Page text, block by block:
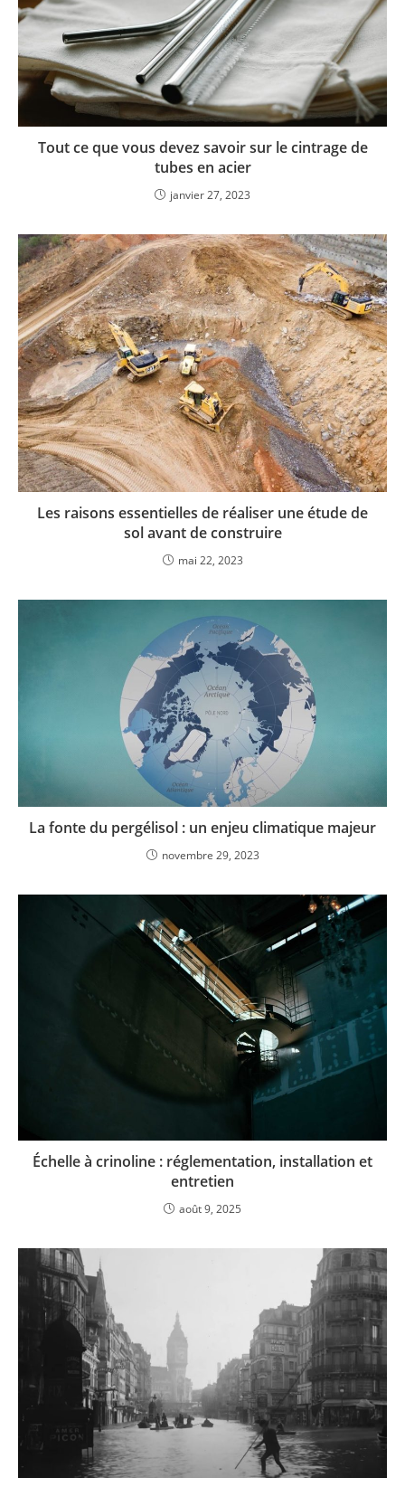
Tout ce que vous devez savoir sur le cintrage de
tubes en acier
janvier 27, 2023
Les raisons essentielles de réaliser une étude de
sol avant de construire
mai 22, 2023
La fonte du pergélisol : un enjeu climatique majeur
novembre 29, 2023
Échelle à crinoline : réglementation, installation et
entretien
août 9, 2025